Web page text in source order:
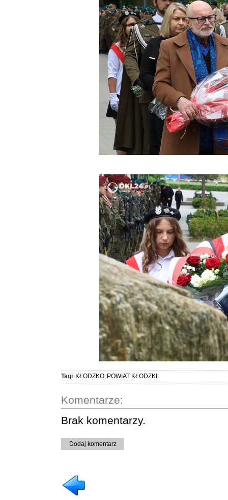
Tagi KŁODZKO, POWIAT KŁODZKI
Komentarze:
Brak komentarzy.
Dodaj komentarz